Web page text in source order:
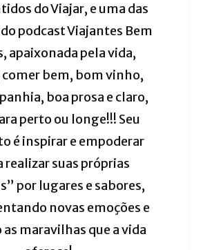
do Viajar, e uma das
podcast Viajantes Bem
apaixonada pela vida,
bem, bom vinho,
boa prosa e claro,
perto ou longe!!! Seu
é inspirar e empoderar
realizar suas próprias
por lugares e sabores,
novas emoções e
maravilhas que a vida